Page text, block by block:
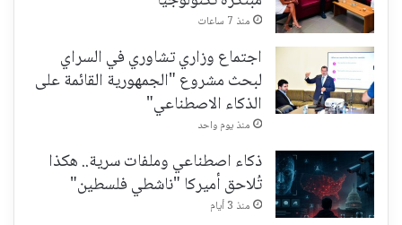
منذ 7 ساعات
اجتماع وزاري تشاوري في السراي
لبحث مشروع "الجمهورية القائمة على
الذكاء الاصطناعي"
منذ يوم واحد
ذكاء اصطناعي وملفات سرية.. هكذا
تُلاحق أميركا "ناشطي فلسطين"
منذ 3 أيام